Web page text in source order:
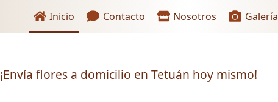
Enlaces de encabezado
Inicio Contacto Nosotros Galería
¡Envía flores a domicilio en Tetuán hoy mismo!